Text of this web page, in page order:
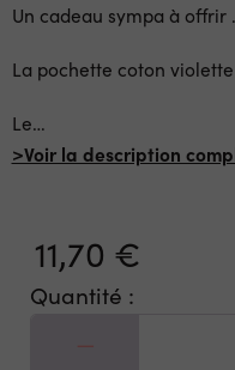
Un cadeau sympa à offrir .
La pochette coton
Le…
>Voir la description
11,70 €
Quantité :